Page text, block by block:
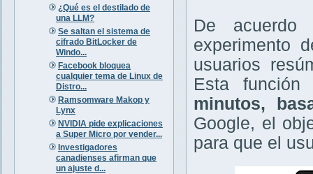
¿Qué es el destilado de
una LLM?
Se saltan el sistema de
cifrado BitLocker de
Windo...
Facebook bloquea
cualquier tema de Linux de
Distro...
Ramsomware Makop y
Lynx
NVIDIA pide explicaciones
a Super Micro por vender...
Investigadores
canadienses afirman que
un ajuste d...
De
experimento
usuarios
Esta
minutos,
Google, el
para que el